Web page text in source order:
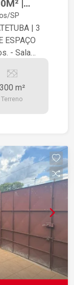
|
SP
| 3
ESPAÇO
de vidro.
e
região
300 m²
Terreno